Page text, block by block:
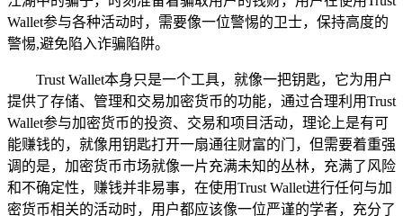
Wallet参与各种活动时，需要像一位警惕的卫士，保持高度的
警惕,避免陷入诈骗陷阱。
Trust Wallet本身只是一个工具，就像一把钥匙，它为用户
提供了存储、管理和交易加密货币的功能，通过合理利用Trust
Wallet参与加密货币的投资、交易和项目活动，理论上是有可
能赚钱的，就像用钥匙打开一扇通往财富的门，但需要着重强
调的是，加密货币市场就像一片充满未知的丛林，充满了风险
和不确定性，赚钱并非易事，在使用Trust Wallet进行任何与加
密货币相关的活动时，用户都应该像一位严谨的学者，充分了